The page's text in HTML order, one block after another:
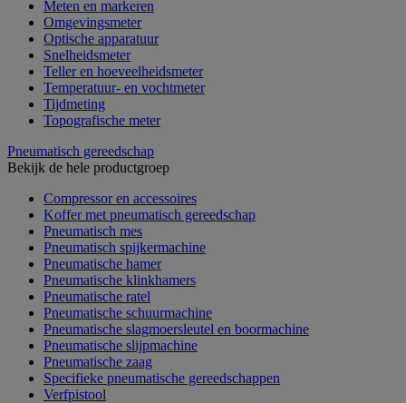
Meten en markeren
Omgevingsmeter
Optische apparatuur
Snelheidsmeter
Teller en hoeveelheidsmeter
Temperatuur- en vochtmeter
Tijdmeting
Topografische meter
Pneumatisch gereedschap
Bekijk de hele productgroep
Compressor en accessoires
Koffer met pneumatisch gereedschap
Pneumatisch mes
Pneumatisch spijkermachine
Pneumatische hamer
Pneumatische klinkhamers
Pneumatische ratel
Pneumatische schuurmachine
Pneumatische slagmoersleutel en boormachine
Pneumatische slijpmachine
Pneumatische zaag
Specifieke pneumatische gereedschappen
Verfpistool